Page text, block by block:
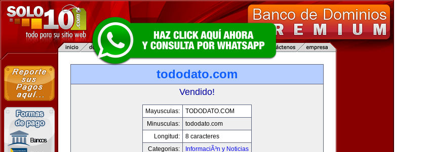
tododato.com
Vendido!
Mayusculas:
TODODATO.COM
Minusculas:
tododato.com
Longitud:
8 caracteres
Categorias:
InformaciÃ³n y Noticias